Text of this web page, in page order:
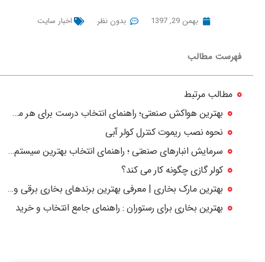
بهمن 29, 1397 بدون نظر اخبار سایت
فهرست مطالب
مطالب مرتبط
بهترین هواکش صنعتی؛ راهنمای انتخاب درست برای هر محیط صنعتی
نحوه نصب ریموت کنترل کولر آبی
سرمایش انبارهای صنعتی ؛ راهنمای انتخاب بهترین سیستم خنک‌کننده برای سوله و انبار
کولر گازی چگونه کار می کند؟
بهترین مارک بخاری | معرفی بهترین برندهای بخاری برقی و گازی بازار
بهترین بخاری برای رستوران : راهنمای جامع انتخاب و خرید